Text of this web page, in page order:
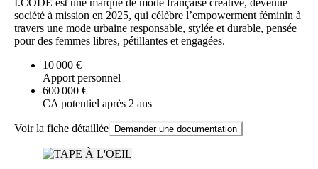
I.CODE est une marque de mode française créative, devenue
société à mission en 2025, qui célèbre l’empowerment féminin à
travers une mode urbaine responsable, stylée et durable, pensée
pour des femmes libres, pétillantes et engagées.
10 000 €
Apport personnel
600 000 €
CA potentiel après 2 ans
Voir la fiche détaillée Demander une documentation